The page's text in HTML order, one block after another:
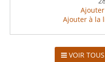
Ajouter à la
VOIR